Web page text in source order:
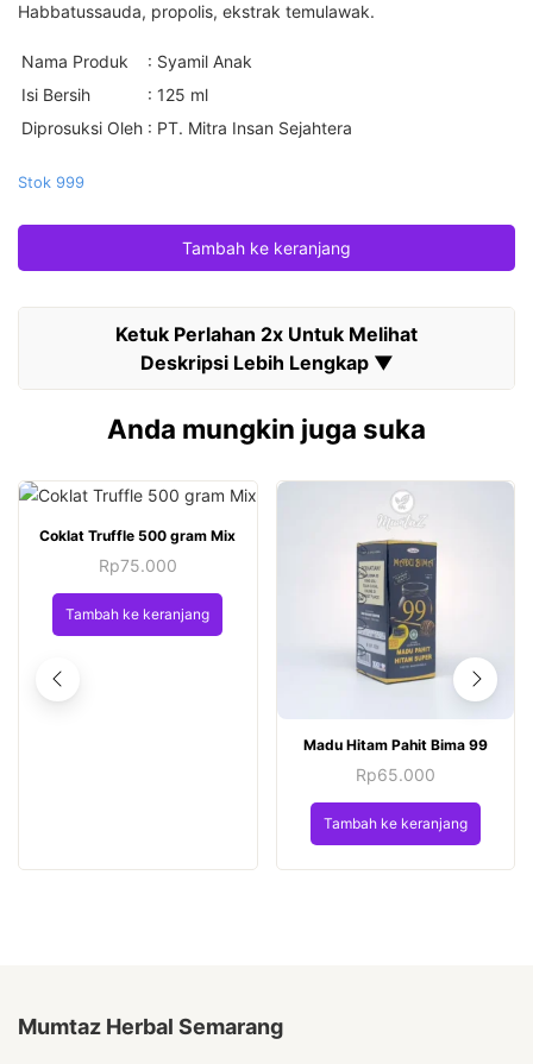
Habbatussauda, propolis, ekstrak temulawak.
Nama Produk
: Syamil Anak
Isi Bersih
: 125 ml
Diprosuksi Oleh : PT. Mitra Insan Sejahtera
Stok 999
Tambah ke keranjang
Anda mungkin juga suka
Coklat Truffle 500 gram Mix
Rp75.000
Tambah ke keranjang
Madu Hitam Pahit Bima 99
Rp65.000
Tambah ke keranjang
Mumtaz Herbal Semarang